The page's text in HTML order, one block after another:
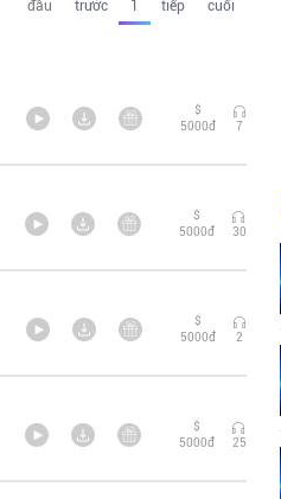
đầu trước 1 tiếp cuối
$
5000đ
7
$
5000đ
30
$
5000đ
2
$
5000đ
25